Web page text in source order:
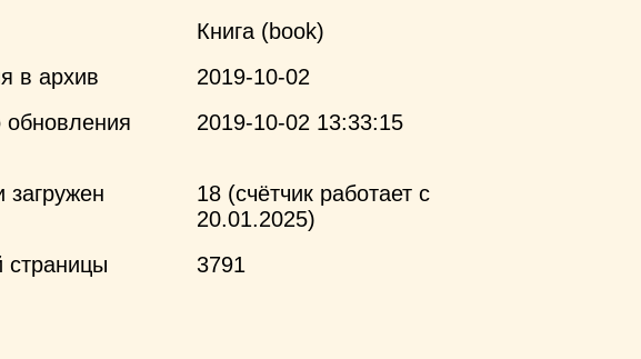
Книга (book)
в архив
2019-10-02
обновления
2019-10-02 13:33:15
загружен
18 (счётчик работает с
20.01.2025)
страницы
3791